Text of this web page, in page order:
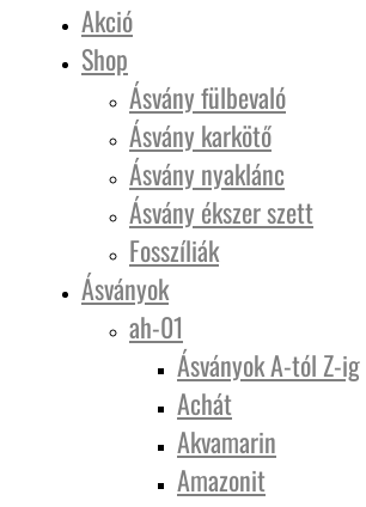
Akció
Shop
Ásvány fülbevaló
Ásvány karkötő
Ásvány nyaklánc
Ásvány ékszer szett
Fosszíliák
Ásványok
ah-01
Ásványok A-tól Z-ig
Achát
Akvamarin
Amazonit